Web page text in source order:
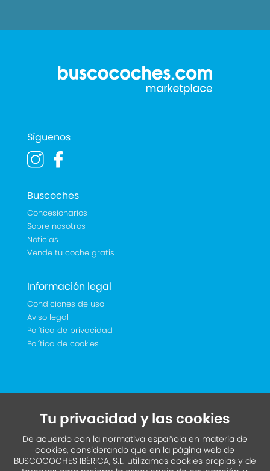
Síguenos
Buscoches
Concesionarios
Sobre nosotros
Noticias
Vende tu coche gratis
Información legal
Condiciones de uso
Aviso legal
Política de privacidad
Política de cookies
Tu privacidad y las cookies
De acuerdo con la normativa española en materia de
cookies, considerando que en la página web de
BUSCOCOCHES IBÉRICA, S.L. utilizamos cookies propias y de